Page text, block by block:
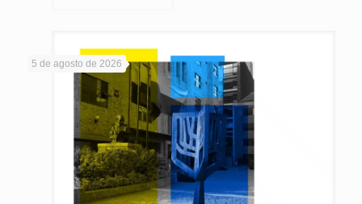
5 de agosto de 2026